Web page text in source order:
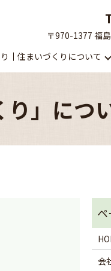
〒970-1377 福
住まいづくりについて
」につ
会